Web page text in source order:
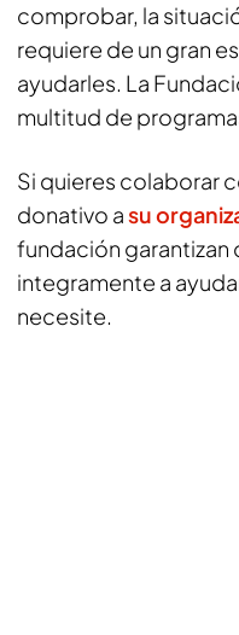
comprobar, la
requiere de un gran
ayudarles. La
multitud de
Si quieres colaborar
donativo asu
fundación garantizan
integramente a
necesite.